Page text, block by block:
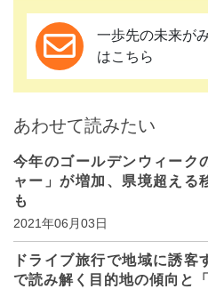
一歩先の未来が
はこちら
あわせて読みたい
今年のゴールデンウィーク
ャー」が増加、県境超える
も
2021年06月03日
ドライブ旅行で地域に誘
で読み解く目的地の傾向と